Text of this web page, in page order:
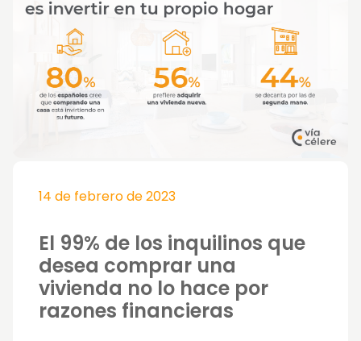
14 de febrero de 2023
El 99% de los inquilinos que
desea comprar una
vivienda no lo hace por
razones financieras